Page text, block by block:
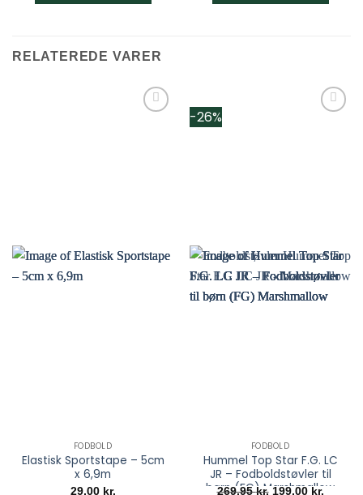
flere
Mulighederne
Mulighederne
RELATEREDE VARER
FODBOLD
Elastisk Sportstape – 5cm
x 6,9m
29,00 kr.
-26%
FODBOLD
Hummel Top Star F.G. LC
JR – Fodboldstøvler til
børn (FG) Marshmallow
269,95kr. Den
199,00 kr.Den